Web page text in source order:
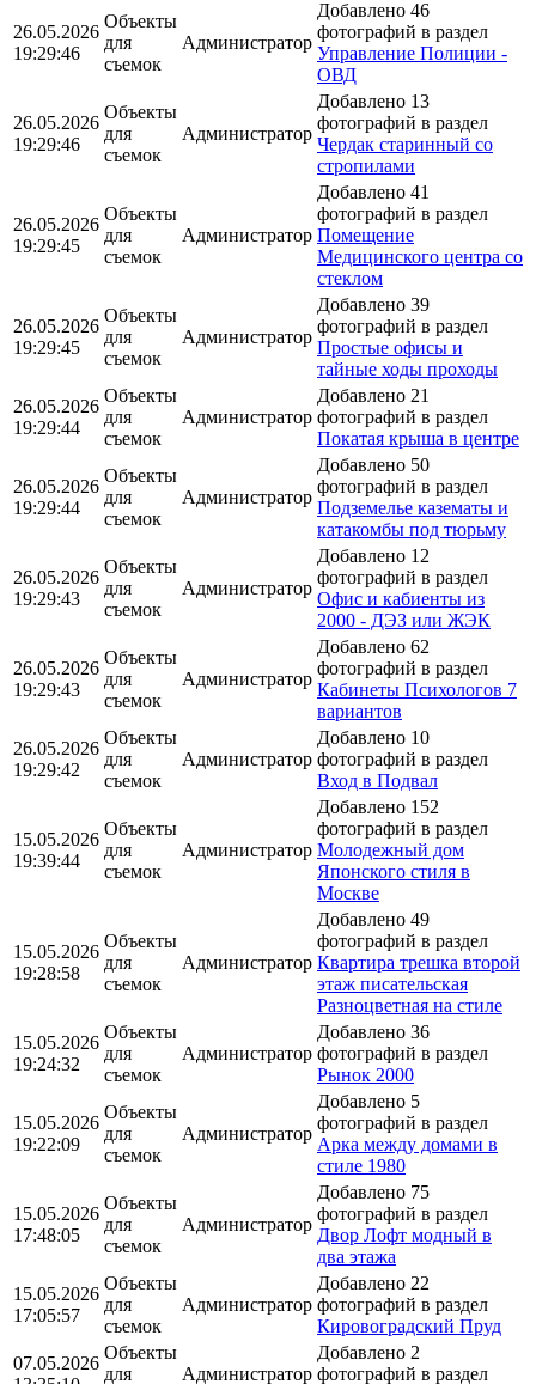
26.05.2026
19:29:46
Объекты
для
съемок
Администратор
Добавлено 46
фотографий в раздел
Управление Полиции -
ОВД
26.05.2026
19:29:46
Объекты
для
съемок
Администратор
Добавлено 13
фотографий в раздел
Чердак старинный со
стропилами
26.05.2026
19:29:45
Объекты
для
съемок
Администратор
Добавлено 41
фотографий в раздел
Помещение
Медицинского центра со
стеклом
26.05.2026
19:29:45
Объекты
для
съемок
Администратор
Добавлено 39
фотографий в раздел
Простые офисы и
тайные ходы проходы
26.05.2026
19:29:44
Объекты
для
съемок
Администратор
Добавлено 21
фотографий в раздел
Покатая крыша в центре
26.05.2026
19:29:44
Объекты
для
съемок
Администратор
Добавлено 50
фотографий в раздел
Подземелье казематы и
катакомбы под тюрьму
26.05.2026
19:29:43
Объекты
для
съемок
Администратор
Добавлено 12
фотографий в раздел
Офис и кабиенты из
2000 - ДЭЗ или ЖЭК
26.05.2026
19:29:43
Объекты
для
съемок
Администратор
Добавлено 62
фотографий в раздел
Кабинеты Психологов 7
вариантов
26.05.2026
19:29:42
Объекты
для
съемок
Администратор
Добавлено 10
фотографий в раздел
Вход в Подвал
15.05.2026
19:39:44
Объекты
для
съемок
Администратор
Добавлено 152
фотографий в раздел
Молодежный дом
Японского стиля в
Москве
15.05.2026
19:28:58
Объекты
для
съемок
Администратор
Добавлено 49
фотографий в раздел
Квартира трешка второй
этаж писательская
Разноцветная на стиле
15.05.2026
19:24:32
Объекты
для
съемок
Администратор
Добавлено 36
фотографий в раздел
Рынок 2000
15.05.2026
19:22:09
Объекты
для
съемок
Администратор
Добавлено 5
фотографий в раздел
Арка между домами в
стиле 1980
15.05.2026
17:48:05
Объекты
для
съемок
Администратор
Добавлено 75
фотографий в раздел
Двор Лофт модный в
два этажа
15.05.2026
17:05:57
Объекты
для
съемок
Администратор
Добавлено 22
фотографий в раздел
Кировоградский Пруд
07.05.2026
Объекты
для
Администратор
Добавлено 2
фотографий в раздел